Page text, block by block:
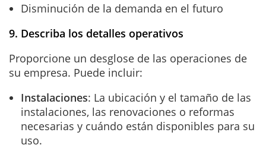
Disminución de la demanda en el futuro
9. Describa los detalles operativos
Proporcione un desglose de las operaciones de
su empresa. Puede incluir:
Instalaciones: La ubicación y el tamaño de las
instalaciones, las renovaciones o reformas
necesarias y cuándo están disponibles para su
uso.